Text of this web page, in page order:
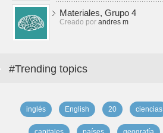
Materiales, Grupo 4
Creado por andres m
#Trending topics
inglés English 20 ciencias